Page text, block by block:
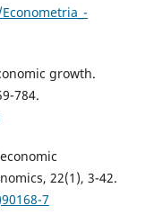
growth.
784.
22(1), 3-42.
7